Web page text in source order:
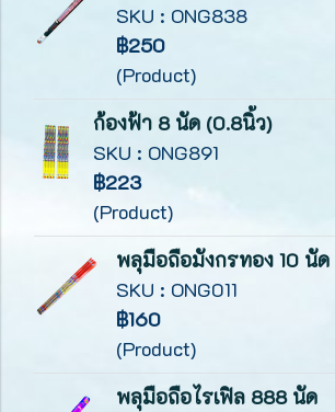
SKU : ONG838
฿250
(Product)
ก้องฟ้า 8 นัด (0.8นิ้ว)
SKU : ONG891
฿223
(Product)
พลุมือถือมังกรทอง 10 นัด
SKU : ONG011
฿160
(Product)
พลุมือถือไรเฟิล 888 นัด